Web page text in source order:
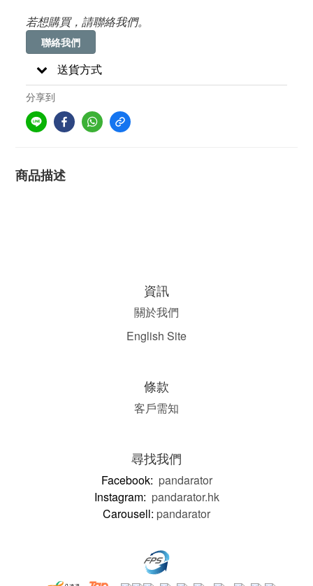
若想購買，請聯絡我們。
聯絡我們
送貨方式
分享到
商品描述
資訊
關於我們
English Site
條款
客戶需知
尋找我們
Facebook: pandarator
Instagram: pandarator.hk
Carousell: pandarator